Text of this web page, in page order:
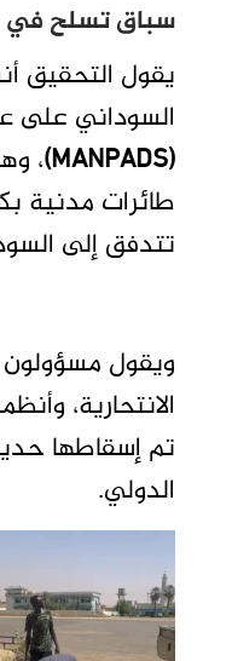
سباق تسلح في
يقول التحقيق
السوداني على
(MANPADS)
،
طائرات مدنية
تتدفق إلى
ويقول مسؤولون
الانتحارية،
تم إسقاطها
الدولي.